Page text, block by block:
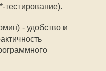
- удобство и